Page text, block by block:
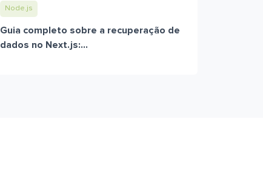
Node.js
Guia completo sobre a recuperação de
dados no Next.js:...